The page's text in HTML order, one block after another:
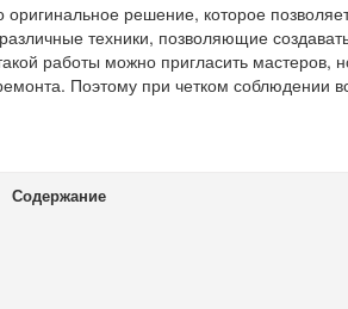
решение, которое
техники, позволяющие
работы можно пригласить мастеров,
Поэтому при четком соблюдении
Содержание